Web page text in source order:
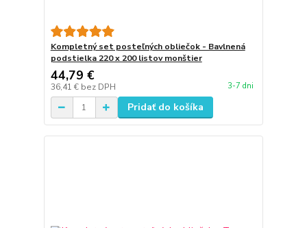
Kompletný set posteľných obliečok - Bavlnená
podstielka 220 x 200 listov monštier
44,79 €
36,41 € bez DPH 3-7 dni
Pridať do košíka